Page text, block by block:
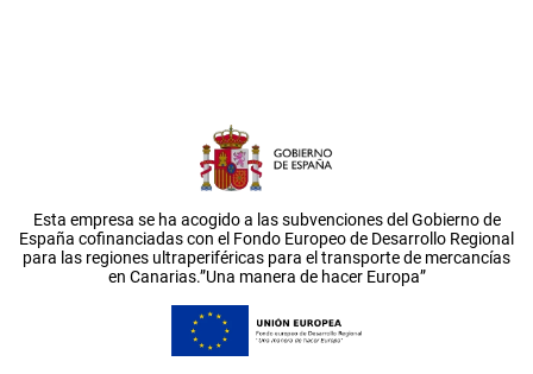
Esta empresa se ha acogido a las subvenciones del Gobierno de
España cofinanciadas con el Fondo Europeo de Desarrollo Regional
para las regiones ultraperiféricas para el transporte de mercancías
en Canarias.”Una manera de hacer Europa”